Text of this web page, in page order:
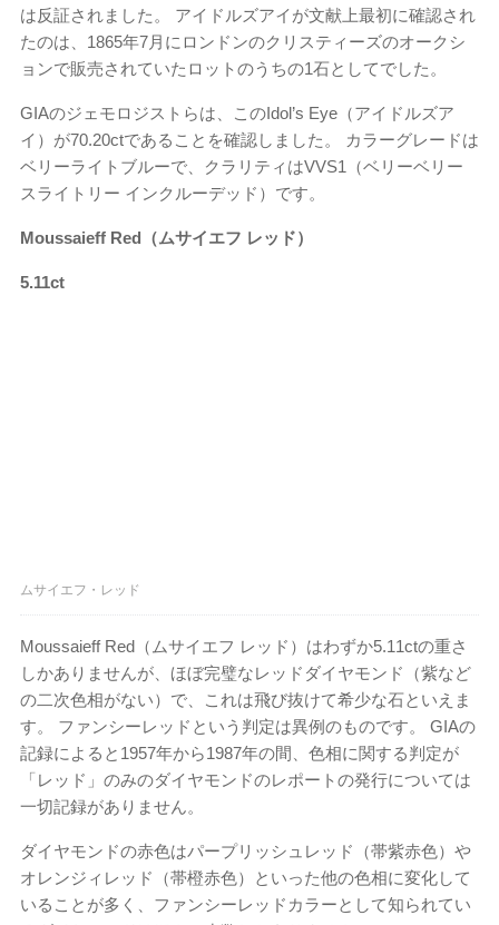
は反証されました。 アイドルズアイが文献上最初に確認され
たのは、1865年7月にロンドンのクリスティーズのオークシ
ョンで販売されていたロットのうちの1石としてでした。
GIAのジェモロジストらは、このIdol’s Eye（アイドルズア
イ）が70.20ctであることを確認しました。 カラーグレードは
ベリーライトブルーで、クラリティはVVS1（ベリーベリー
スライトリー インクルーデッド）です。
Moussaieff Red（ムサイエフ レッド）
5.11ct
ムサイエフ・レッド
Moussaieff Red（ムサイエフ レッド）はわずか5.11ctの重さ
しかありませんが、ほぼ完璧なレッドダイヤモンド（紫など
の二次色相がない）で、これは飛び抜けて希少な石といえま
す。 ファンシーレッドという判定は異例のものです。 GIAの
記録によると1957年から1987年の間、色相に関する判定が
「レッド」のみのダイヤモンドのレポートの発行については
一切記録がありません。
ダイヤモンドの赤色はパープリッシュレッド（帯紫赤色）や
オレンジィレッド（帯橙赤色）といった他の色相に変化して
いることが多く、ファンシーレッドカラーとして知られてい